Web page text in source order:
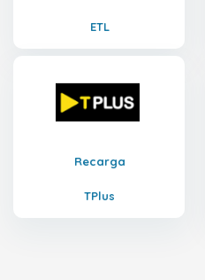
ETL
Recarga
TPlus